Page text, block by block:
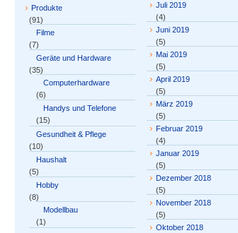
Produkte
(91)
Filme
(7)
Geräte und Hardware
(35)
Computerhardware
(6)
Handys und Telefone
(15)
Gesundheit & Pflege
(10)
Haushalt
(5)
Hobby
(8)
Modellbau
(1)
Juli 2019
(4)
Juni 2019
(5)
Mai 2019
(5)
April 2019
(5)
März 2019
(5)
Februar 2019
(4)
Januar 2019
(5)
Dezember 2018
(5)
November 2018
(5)
Oktober 2018